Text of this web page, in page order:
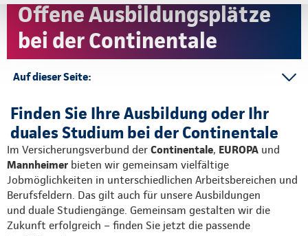
Offene Ausbildungsplätze
bei der Continentale
Auf dieser Seite:
Kontakt
Finden Sie Ihre Ausbildung oder Ihr
duales Studium bei der Continentale
Im Versicherungsverbund der Continentale, EUROPA und
Mannheimer bieten wir gemeinsam vielfältige
Jobmöglichkeiten in unterschiedlichen Arbeitsbereichen und
Berufsfeldern. Das gilt auch für unsere Ausbildungen
und duale Studiengänge. Gemeinsam gestalten wir die
Zukunft erfolgreich – finden Sie jetzt die passende